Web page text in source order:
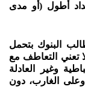
أطول (أو مدى
البنوك بتحمل
تعني التعاطف مع
وغير العادلة
الغارب، دون